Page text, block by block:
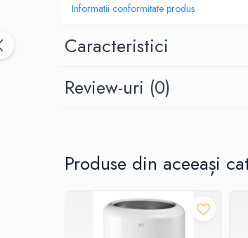
Dispensere odorizante
Dispensere pungi igiena feminina
Dispensere rola hartie industriala
Dispensere rola prosop hartie
Dozatoare sapun lichid
Informatii conformitate produs
Caracteristici
Review-uri (0)
Produse din aceeași